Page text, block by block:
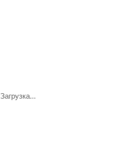
Загрузка...